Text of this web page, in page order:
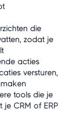
die
zodat je
acties
versturen,
tools die je
CRM of ERP